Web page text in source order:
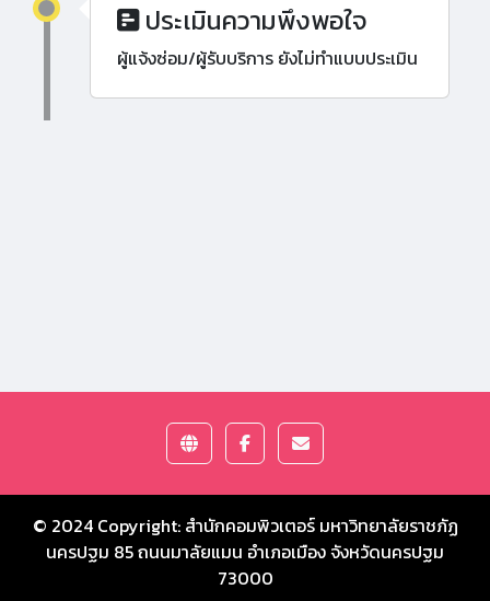
ประเมินความพึงพอใจ
ผู้แจ้งซ่อม/ผู้รับบริการ ยังไม่ทำแบบประเมิน
© 2024 Copyright: สำนักคอมพิวเตอร์ มหาวิทยาลัยราชภัฏ
นครปฐม 85 ถนนมาลัยแมน อำเภอเมือง จังหวัดนครปฐม
73000